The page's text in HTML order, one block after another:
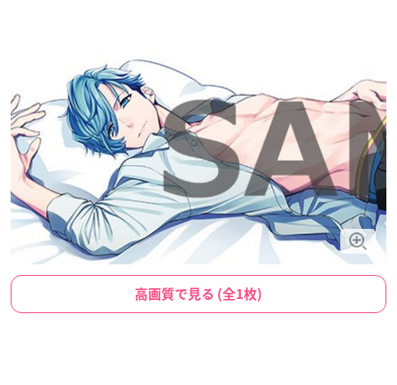
高画質で見る (全1枚)